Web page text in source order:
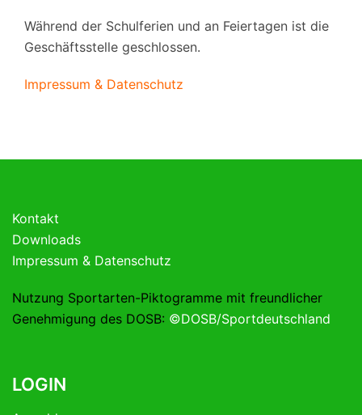
Während der Schulferien und an Feiertagen ist die
Geschäftsstelle geschlossen.
Impressum & Datenschutz
Kontakt
Downloads
Impressum & Datenschutz
Nutzung Sportarten-Piktogramme mit freundlicher
Genehmigung des DOSB: ©DOSB/Sportdeutschland
LOGIN